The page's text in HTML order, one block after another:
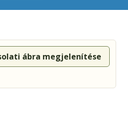
ábra megjelenítése